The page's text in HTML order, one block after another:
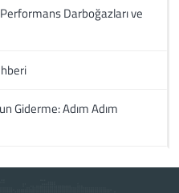
Darboğazları ve
Giderme: Adım Adım